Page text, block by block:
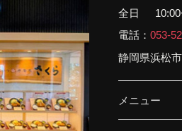
全日
電話： 053-
静岡県浜松
メニュー